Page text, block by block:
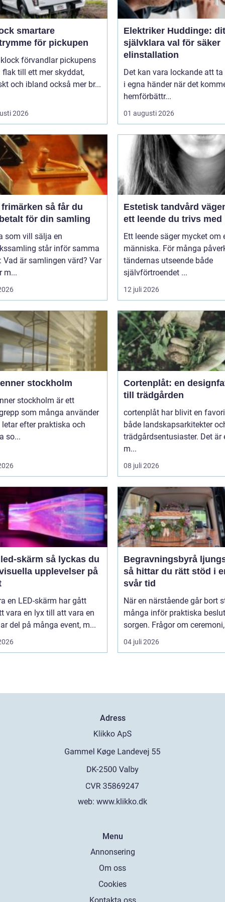
för pickupen
förvandlar pickupens
flak till ett mer skyddat,
och ibland också mer br...
2026
Elektriker Huddinge:
självklara val för säker
elinstallation
Det kan vara lockande att ta
i egna händer när det
hemförbättr...
01 augusti 2026
så får du
för din samling
som vill sälja en
står inför samma
Vad är samlingen värd? Var
m...
Estetisk tandvård vägen till
ett leende du trivs med
Ett leende säger mycket om
människa. För många
tändernas utseende både
självförtroendet ...
12 juli 2026
stockholm
stockholm är ett
som många använder
letar efter praktiska och
so...
Cortenplåt: en
till trädgården
cortenplåt har blivit en
både landskapsarkitekter
trädgårdsentusiaster. Det är
m...
08 juli 2026
så lyckas du
upplevelser på
en LED-skärm har gått
vara en lyx till att vara en
del på många event, m...
Begravningsbyrå
så hittar du rätt stöd i
svår tid
När en närstående går bort
många inför praktiska
sorgen. Frågor om
04 juli 2026
Adress
web: www.klikko.dk
Menu
Annonsering
Om oss
Cookies